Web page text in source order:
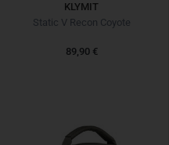
KLYMIT
Static V Recon Coyote
89,90 €